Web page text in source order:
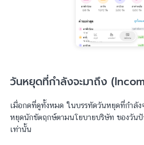
วันหยุดที่กำลังจะมาถึง
เมื่อกดที่ดูทั้งหมด ในบรรทัดวันหยุดที่กำลัง
หยุดนักขัตฤกษ์ตามนโยบายบริษัท ของวัน
เท่านั้น